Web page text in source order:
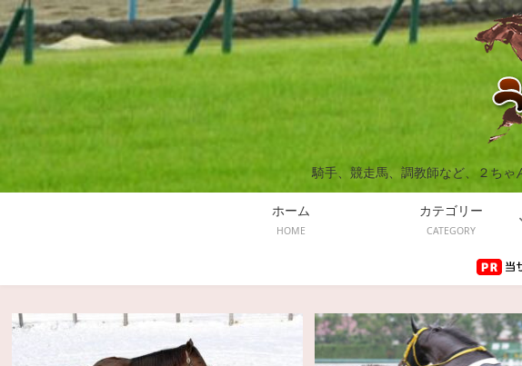
騎手、競走馬、調教師など、２ちゃ
ホーム
HOME
カテゴリー
CATEGORY